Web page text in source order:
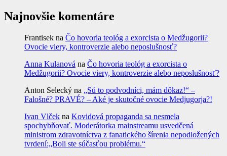
Najnovšie komentáre
Frantisek na Čo hovoria teológ a exorcista o Medžugorii?
Ovocie viery, kontroverzie alebo neposlušnosť?
Anna Kulanová na Čo hovoria teológ a exorcista o
Medžugorii? Ovocie viery, kontroverzie alebo neposlušnosť?
Anton Selecký na „Sú to podvodníci, mám dôkaz!“ –
Falošné? PRAVÉ? – Aké je skutočné ovocie Medjugorja?!
Ivan Vlček na Kovidová propaganda sa nesmela
spochybňovať. Moderátorka mainstreamu usvedčená
ministrom zdravotníctva z fanatického šírenia nepodložených
tvrdení:„Boli ste súčasťou problému.“